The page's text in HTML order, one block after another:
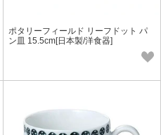
ポタリーフィールド リーフドット パ
ン皿 15.5cm[日本製/洋食器]